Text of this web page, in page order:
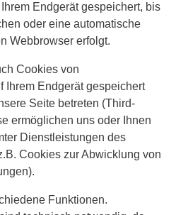
Endgerät gespeichert, bis
oder eine automatische
Webbrowser erfolgt.
Cookies von
Ihrem Endgerät gespeichert
Seite betreten (Third-
ermöglichen uns oder Ihnen
Dienstleistungen des
Cookies zur Abwicklung von
Funktionen.